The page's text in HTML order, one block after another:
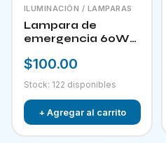
ILUMINACIÓN / LAMPARAS
Lampara de
emergencia 60W
$100.00
Stock: 122 disponibles
+ Agregar al carrito